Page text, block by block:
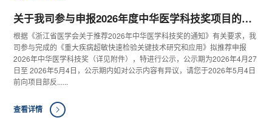
关于我司参与申报2026年度中华医学科技奖项目的公示
根据《浙江省医学会关于推荐2026年中华医学科技奖的通知》有关要求，我
司参与完成的《重大疾病超敏快速检验关键技术研究和应用》拟推荐申报
2026年中华医学科技奖（详见附件），特进行公示，公示期为2026年4月27
日至 2026年5月4日，公示期内如对公示内容有异议，请您于2026年5月4日
前向项目部反......
查看详情